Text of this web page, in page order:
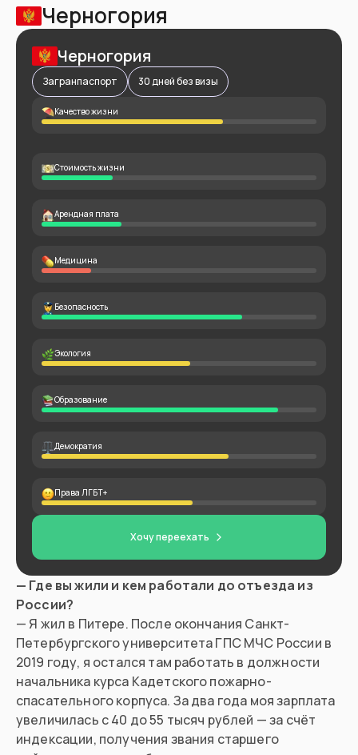
Черногория
Черногория
Загранпаспорт 30 дней без визы
Качество жизни
Стоимость жизни
Арендная плата
Медицина
Безопасность
Экология
Образование
Демократия
Права ЛГБТ+
Хочу переехать
— Где вы жили и кем работали до отъезда из
России?
— Я жил в Питере. После окончания Санкт-
Петербургского университета ГПС МЧС России в
2019 году, я остался там работать в должности
начальника курса Кадетского пожарно-
спасательного корпуса. За два года моя зарплата
увеличилась с 40 до 55 тысяч рублей — за счёт
индексации, получения звания старшего